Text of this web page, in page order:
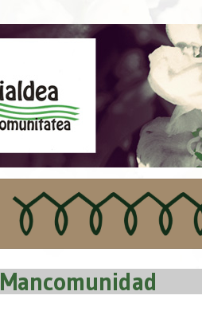
Mancomunidad